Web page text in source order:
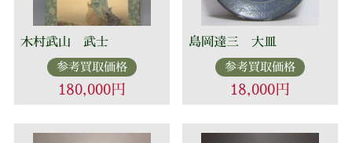
木村武山 武士
参考買取価格
180,000円
島岡達三 大皿
参考買取価格
18,000円